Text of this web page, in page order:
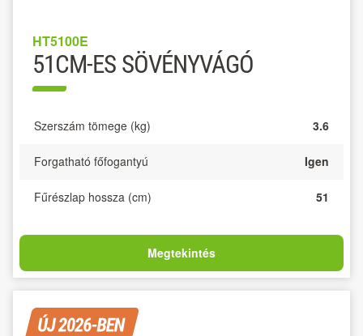
HT5100E
51CM-ES SÖVÉNYVÁGÓ
Szerszám tömege (kg) 3.6
Forgatható főfogantyú Igen
Fűrészlap hossza (cm) 51
Megtekintés